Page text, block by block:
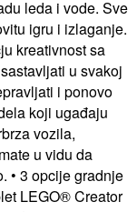
leda i vode. Sve
igru i izlaganje.
kreativnost sa
u svakoj
i ponovo
koji ugađaju
vozila,
u vidu da
• 3 opcije gradnje
LEGO® Creator